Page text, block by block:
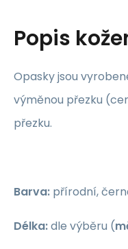
Popis
Opasky jsou
výměnou přezku
přezku.
Barva: přírodní,
Délka:dle výběru (